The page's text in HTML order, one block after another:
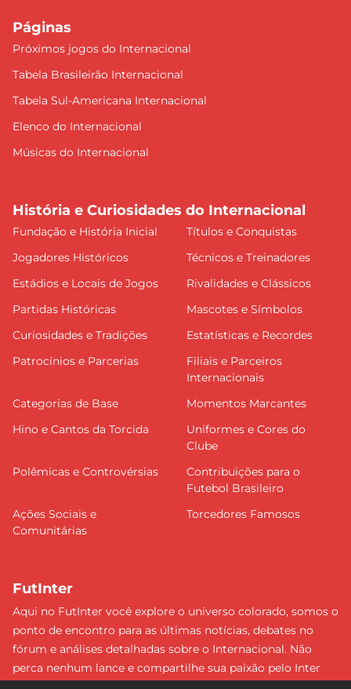
Páginas
Próximos jogos do Internacional
Tabela Brasileirão Internacional
Tabela Sul-Americana Internacional
Elenco do Internacional
Músicas do Internacional
História e Curiosidades do Internacional
Fundação e História Inicial
Títulos e Conquistas
Jogadores Históricos
Técnicos e Treinadores
Estádios e Locais de Jogos
Rivalidades e Clássicos
Partidas Históricas
Mascotes e Símbolos
Curiosidades e Tradições
Estatísticas e Recordes
Patrocínios e Parcerias
Filiais e Parceiros
Internacionais
Categorias de Base
Momentos Marcantes
Hino e Cantos da Torcida
Uniformes e Cores do
Clube
Polêmicas e Controvérsias
Contribuições para o
Futebol Brasileiro
Ações Sociais e
Comunitárias
Torcedores Famosos
FutInter
Aqui no FutInter você explore o universo colorado, somos o
ponto de encontro para as últimas notícias, debates no
fórum e análises detalhadas sobre o Internacional. Não
perca nenhum lance e compartilhe sua paixão pelo Inter